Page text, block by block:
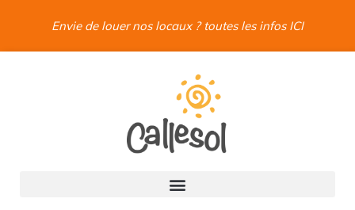
Envie de louer nos locaux ? toutes les infos ICI